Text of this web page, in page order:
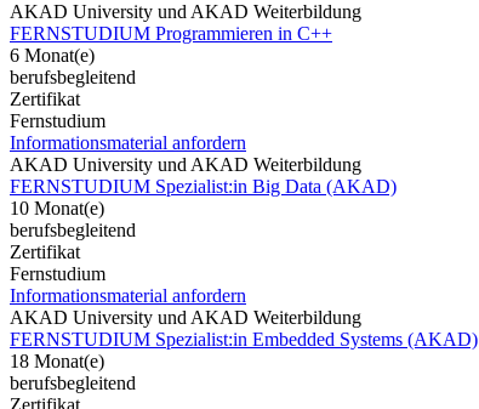
AKAD University und AKAD Weiterbildung
FERNSTUDIUM Programmieren in C++
6 Monat(e)
berufsbegleitend
Zertifikat
Fernstudium
Informationsmaterial anfordern
AKAD University und AKAD Weiterbildung
FERNSTUDIUM Spezialist:in Big Data (AKAD)
10 Monat(e)
berufsbegleitend
Zertifikat
Fernstudium
Informationsmaterial anfordern
AKAD University und AKAD Weiterbildung
FERNSTUDIUM Spezialist:in Embedded Systems (AKAD)
18 Monat(e)
berufsbegleitend
Zertifikat